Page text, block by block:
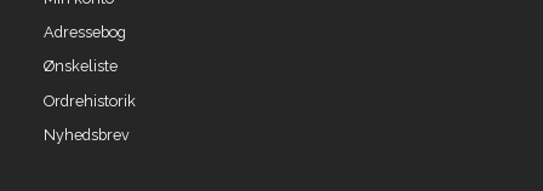
Adressebog
Ønskeliste
Ordrehistorik
Nyhedsbrev